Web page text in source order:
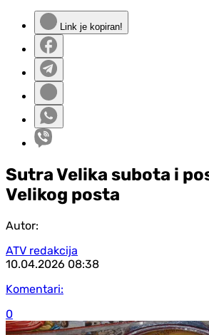
Link je kopiran!
Sutra Velika subota i
Velikog posta
Autor:
ATV redakcija
10.04.2026 08:38
Komentari:
0